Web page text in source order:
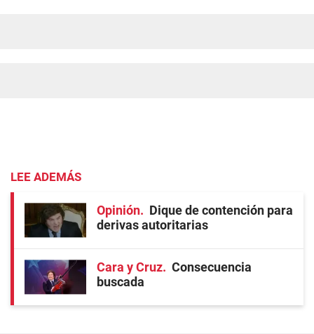
LEE ADEMÁS
Opinión
Dique de contención para
derivas autoritarias
Cara y Cruz
Consecuencia
buscada